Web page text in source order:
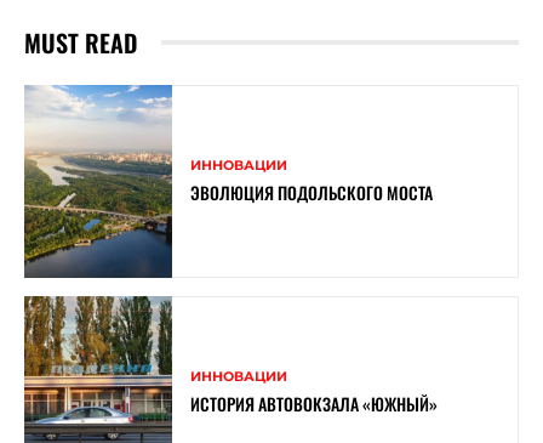
MUST READ
ИННОВАЦИИ
ЭВОЛЮЦИЯ ПОДОЛЬСКОГО МОСТА
ИННОВАЦИИ
ИСТОРИЯ АВТОВОКЗАЛА «ЮЖНЫЙ»